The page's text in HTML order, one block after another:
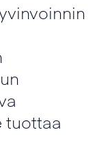
tuottaa